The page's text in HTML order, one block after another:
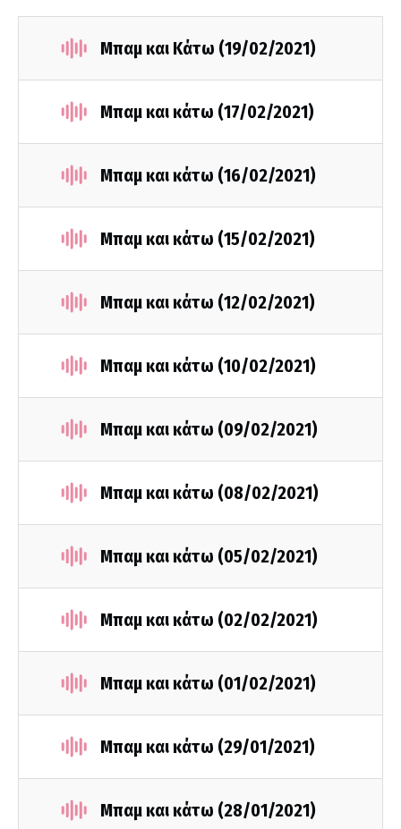
Μπαμ και Κάτω (19/02/2021)
Μπαμ και κάτω (17/02/2021)
Μπαμ και κάτω (16/02/2021)
Μπαμ και κάτω (15/02/2021)
Μπαμ και κάτω (12/02/2021)
Μπαμ και κάτω (10/02/2021)
Μπαμ και κάτω (09/02/2021)
Μπαμ και κάτω (08/02/2021)
Μπαμ και κάτω (05/02/2021)
Μπαμ και κάτω (02/02/2021)
Μπαμ και κάτω (01/02/2021)
Μπαμ και κάτω (29/01/2021)
Μπαμ και κάτω (28/01/2021)